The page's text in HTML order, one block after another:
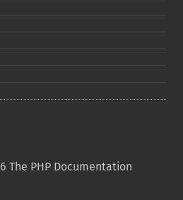
The PHP Documentation